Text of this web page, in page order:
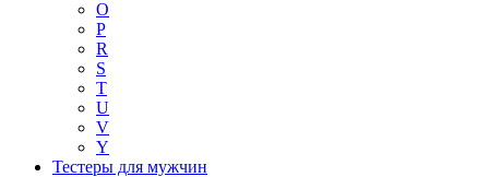
O
P
R
S
T
U
V
Y
Тестеры для мужчин